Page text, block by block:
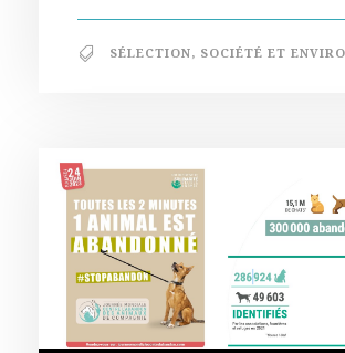
SÉLECTION, SOCIÉTÉ ET